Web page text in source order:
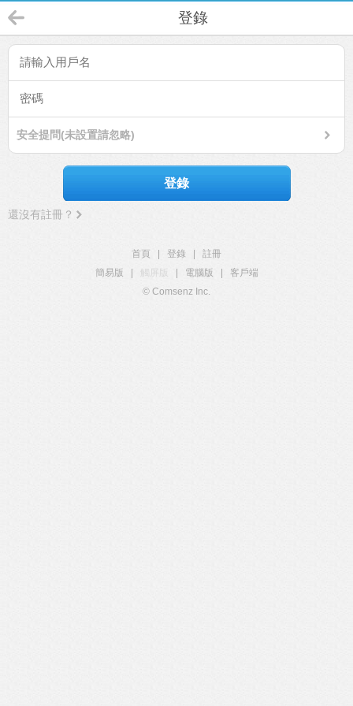
登錄
安全提問(未設置請忽略)
登錄
還沒有註冊？
首頁 登錄
註冊
簡易版
觸屏版 電腦版
客戶端
© Comsenz Inc.